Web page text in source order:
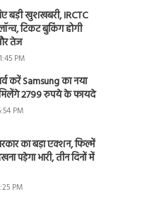
बड़ी खुशखबरी, IRCTC
टिकट बुकिंग होगी
तेज
PM
करें Samsung का नया
2799 रुपये के फायदे
PM
का बड़ा एक्शन, फिल्में
पड़ेगा भारी, तीन दिनों में
PM